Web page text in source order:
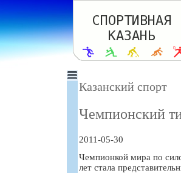
Казанский спорт
Чемпионский
2011-05-30
Чемпионкой мира по
лет стала